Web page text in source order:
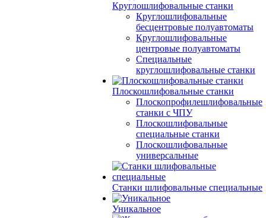
Круглошлифовальные станки
Круглошлифовальные
бесцентровые полуавтоматы
Круглошлифовальные
центровые полуавтоматы
Специальные
круглошлифовальные станки
Плоскошлифовальные станки
Плоскопрофилешлифовальные
станки с ЧПУ
Плоскошлифовальные
специальные станки
Плоскошлифовальные
универсальные
Станки шлифовальные специальные
Уникальное